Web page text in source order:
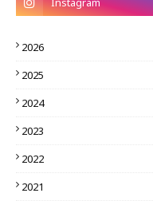
2026
2025
2024
2023
2022
2021